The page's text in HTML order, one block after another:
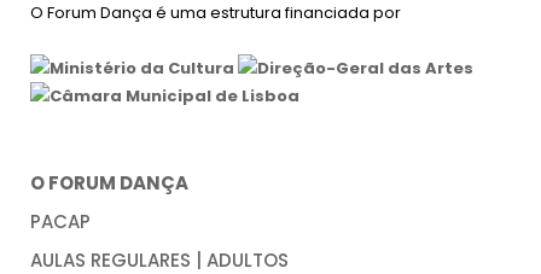
O Forum Dança é uma estrutura financiada por
O FORUM DANÇA
PACAP
AULAS REGULARES | ADULTOS